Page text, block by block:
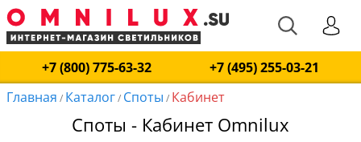
+7 (800) 775-63-32
+7 (495) 255-03-21
Главная / Каталог/ Споты / Кабинет
Споты - Кабинет Omnilux